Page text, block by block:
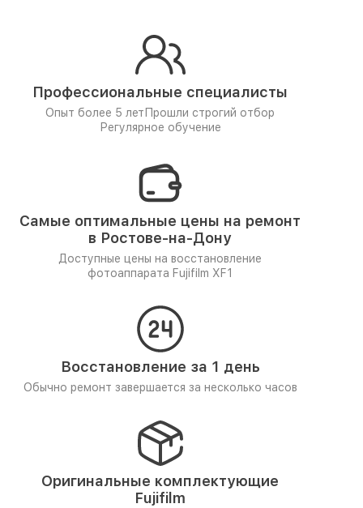
Профессиональные специалисты
Опыт более 5 лет Прошли строгий отбор
Регулярное обучение
Самые оптимальные цены на ремонт
в Ростове-на-Дону
Доступные цены на восстановление
фотоаппарата Fujifilm XF1
Восстановление за 1 день
Обычно ремонт завершается за несколько часов
Оригинальные комплектующие
Fujifilm